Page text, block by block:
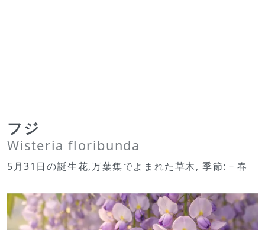
フジ
Wisteria floribunda
5月31日の誕生花,万葉集でよまれた草木, 季節:－春